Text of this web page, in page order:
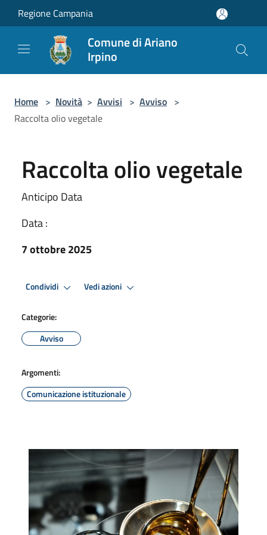
Salta al contenuto principale
Regione Campania
Comune di Ariano
Irpino
Home > Novità > Avvisi > Avviso >
Raccolta olio vegetale
Raccolta olio vegetale
Anticipo Data
Data :
7 ottobre 2025
Condividi Vedi azioni
Categorie:
Avviso
Argomenti:
Comunicazione istituzionale